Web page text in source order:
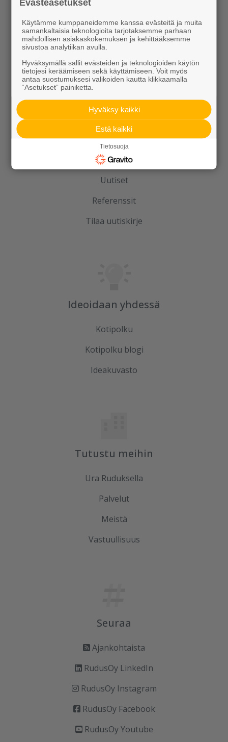
Elpo-hormit
Louhinta, murskaus, esirakentaminen
Kierrätys
Rudus
Uutiset
Referenssit
Tilaa uutiskirje
Ideoidaan yhdessä
Kotipolku
Kotipolku blogi
Ideakuvasto
Tutustu meihin
Ura Ruduksella
Palvelut
Meistä
Vastuullisuus
Seuraa
Ajankohtaista
RudusOy LinkedIn
RudusOy Instagram
RudusOy Facebook
RudusOy Youtube
Evästeasetukset
Käytämme kumppaneidemme kanssa evästeitä ja muita
samankaltaisia teknologioita tarjotaksemme parhaan
mahdollisen asiakaskokemuksen ja kehittääksemme
sivustoa analytiikan avulla.
Hyväksymällä sallit evästeiden ja teknologioiden käytön
tietojesi keräämiseen sekä käyttämiseen. Voit myös
antaa suostumuksesi valikoiden kautta klikkaamalla
“Asetukset” painiketta.
Hyväksy kaikki
Estä kaikki
Tietosuoja